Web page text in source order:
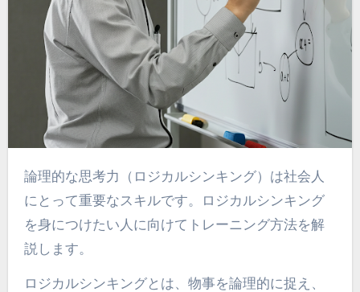
論理的な思考力（ロジカルシンキング）は社会人
にとって重要なスキルです。ロジカルシンキング
を身につけたい人に向けてトレーニング方法を解
説します。
ロジカルシンキングとは、物事を論理的に捉え、